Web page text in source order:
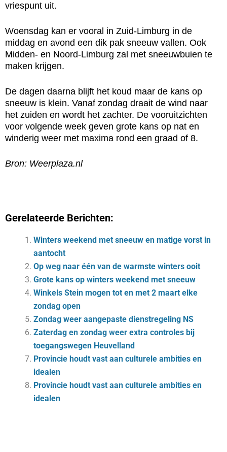
vriespunt uit.
Woensdag kan er vooral in Zuid-Limburg in de
middag en avond een dik pak sneeuw vallen. Ook
Midden- en Noord-Limburg zal met sneeuwbuien te
maken krijgen.
De dagen daarna blijft het koud maar de kans op
sneeuw is klein. Vanaf zondag draait de wind naar
het zuiden en wordt het zachter. De vooruitzichten
voor volgende week geven grote kans op nat en
winderig weer met maxima rond een graad of 8.
Bron: Weerplaza.nl
Gerelateerde Berichten:
Winters weekend met sneeuw en matige vorst in
aantocht
Op weg naar één van de warmste winters ooit
Grote kans op winters weekend met sneeuw
Winkels Stein mogen tot en met 2 maart elke
zondag open
Zondag weer aangepaste dienstregeling NS
Zaterdag en zondag weer extra controles bij
toegangswegen Heuvelland
Provincie houdt vast aan culturele ambities en
idealen
Provincie houdt vast aan culturele ambities en
idealen